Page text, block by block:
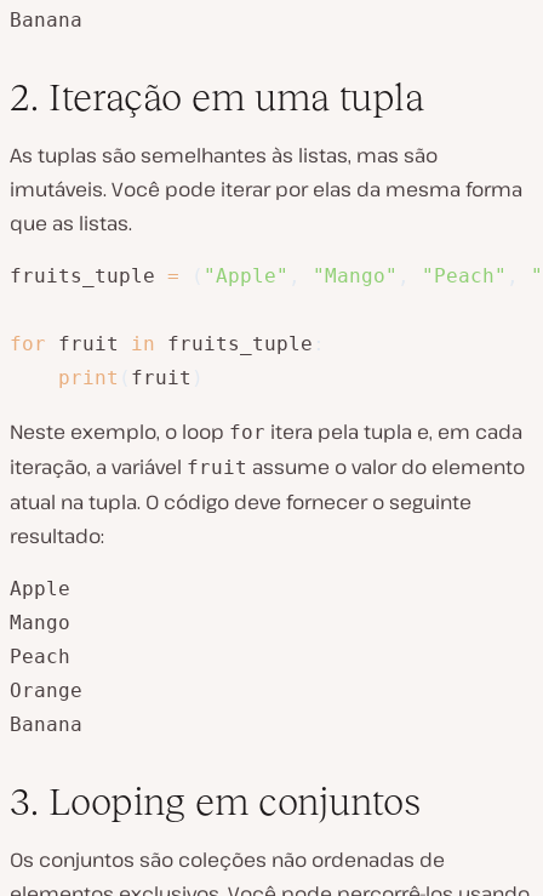
Banana
2. Iteração em uma tupla
As tuplas são semelhantes às listas, mas são
imutáveis. Você pode iterar por elas da mesma forma
que as listas.
fruits_tuple = "Apple" "Mango" "Peach"
for fruit in fruits_tuple
print
fruit
Neste exemplo, o loop for itera pela tupla e, em cada
iteração, a variável fruit assume o valor do elemento
atual na tupla. O código deve fornecer o seguinte
resultado:
Apple
Mango
Peach
Orange
Banana
3. Looping em conjuntos
Os conjuntos são coleções não ordenadas de